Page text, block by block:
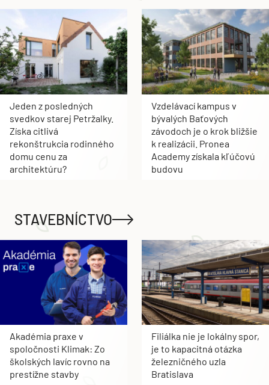
Jeden z posledných
svedkov starej Petržalky.
Získa citlivá
rekonštrukcia rodinného
domu cenu za
architektúru?
Vzdelávací kampus v
bývalých Baťových
závodoch je o krok bližšie
k realizácii. Pronea
Academy získala kľúčovú
budovu
STAVEBNÍCTVO
Akadémia praxe v
spoločnosti Klimak: Zo
školských lavíc rovno na
prestížne stavby
Filiálka nie je lokálny spor,
je to kapacitná otázka
železničného uzla
Bratislava